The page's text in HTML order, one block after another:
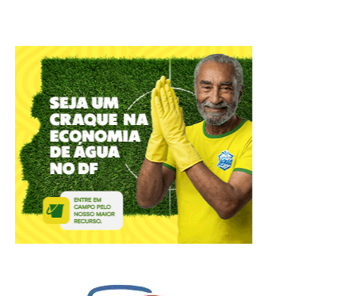
artistas do Distrito Federal e convidados nacionais em
uma programação voltada a toda a comunidade, que terá
como um de seus destaques a revitalização da própria
pista de skate por meio de intervenções de grafite
realizadas ao longo do dia.
“O Gama Art Day foi concebido para valorizar a produção
artística da cidade e fortalecer a cultura produzida nas
regiões administrativas do Distrito Federal. A iniciativa
reúne diferentes linguagens, como grafite, quadrinhos,
artesanato, dança e literatura independente, promovendo